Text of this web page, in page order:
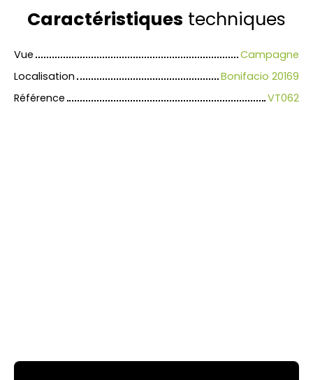
Caractéristiques techniques
Vue
Campagne
Localisation
Bonifacio 20169
Référence
VT062